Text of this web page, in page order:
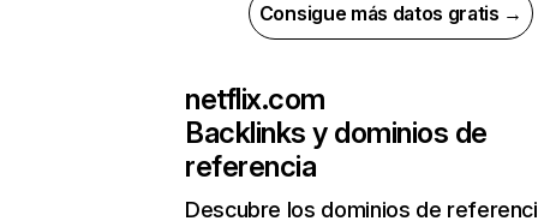
Consigue más datos gratis →
netflix.com
Backlinks y dominios de
referencia
Descubre los dominios de